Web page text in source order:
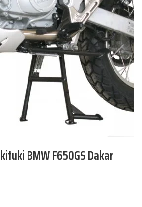
BMW F650GS Dakar